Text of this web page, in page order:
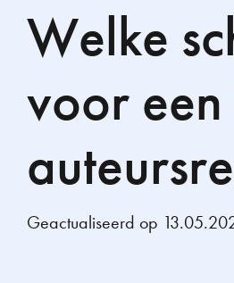
Welke
voor
Geactualiseerd op